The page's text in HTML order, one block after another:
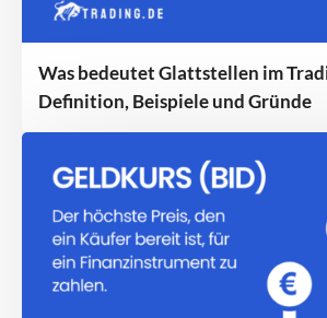
Was bedeutet Glattstellen im
Definition, Beispiele und Gründe